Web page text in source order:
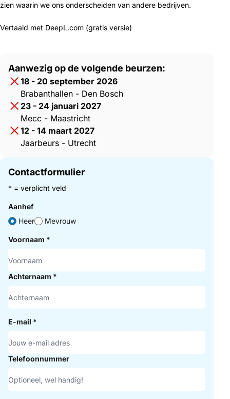
zien waarin we ons onderscheiden van andere bedrijven.
Vertaald met DeepL.com (gratis versie)
Aanwezig op de volgende beurzen:
18 - 20 september 2026
Brabanthallen - Den Bosch
23 - 24 januari 2027
Mecc - Maastricht
12 - 14 maart 2027
Jaarbeurs - Utrecht
Contactformulier
* = verplicht veld
Aanhef
Heer
Mevrouw
Voornaam *
Achternaam *
E-mail *
Telefoonnummer